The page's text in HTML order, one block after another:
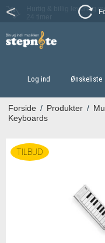
Log ind Ønskeliste
Forside / Produkter /
Keyboards
TILBUD